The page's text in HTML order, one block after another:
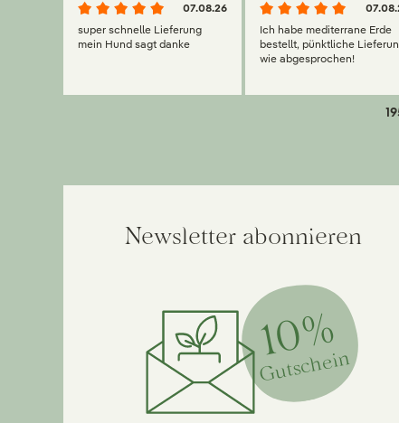
07.08.26
super schnelle Lieferung
mein Hund sagt danke
Ich habe mediterrane Erde
bestellt, pünktliche
wie abgesprochen!
Newsletter abonnieren
10%
Gutschein